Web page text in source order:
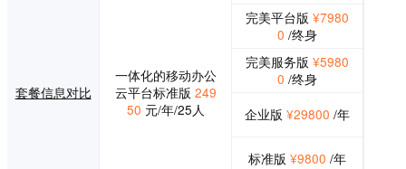
套餐信息对比
一体化的移动办公
云平台标准版 249
50 元/年/25人
完美平台版 ¥7980
0 /终身
完美服务版 ¥5980
0 /终身
企业版 ¥29800 /年
标准版 ¥9800 /年